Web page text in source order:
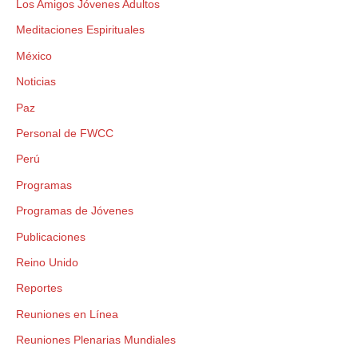
Los Amigos Jóvenes Adultos
Meditaciones Espirituales
México
Noticias
Paz
Personal de FWCC
Perú
Programas
Programas de Jóvenes
Publicaciones
Reino Unido
Reportes
Reuniones en Línea
Reuniones Plenarias Mundiales